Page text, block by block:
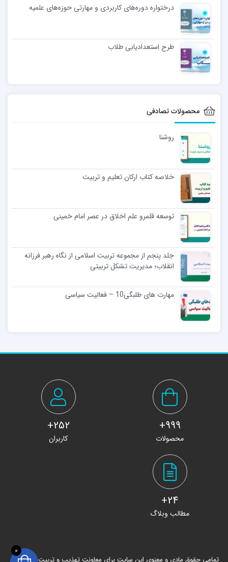
درختواره دوره‌های کاربردی و مهارتی حوزه‌های علمیه
طرح استعدادیابی طلاب
محصولات تصادفی
روشنا
خلاصه کتاب ارکان تعلیم و تربیت
توسعه قلمرو علم اخلاق در عصر امام خمینی
جلد پنجم از مجموعه تربیت اسلامی از نگاه رهبر فرزانه
انقلاب؛ مدیریت تشکل تربیتی
مهارت های طلبگی10 – فعالیت سیاسی
999+
محصولات
252+
کاربران
24+
مطالب وبلاگ
تمامی حقوق مادی و معنوی این سایت برای معاونت تهذیب و تربیت حوزه های
0